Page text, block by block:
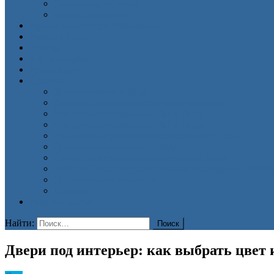
Найти:
Двери под интерьер: как выбрать